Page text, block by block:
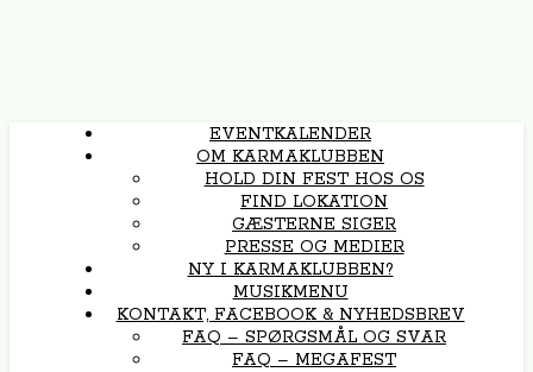
EVENTKALENDER
OM KARMAKLUBBEN
HOLD DIN FEST HOS OS
FIND LOKATION
GÆSTERNE SIGER
PRESSE OG MEDIER
NY I KARMAKLUBBEN?
MUSIKMENU
KONTAKT, FACEBOOK & NYHEDSBREV
FAQ – SPØRGSMÅL OG SVAR
FAQ – MEGAFEST